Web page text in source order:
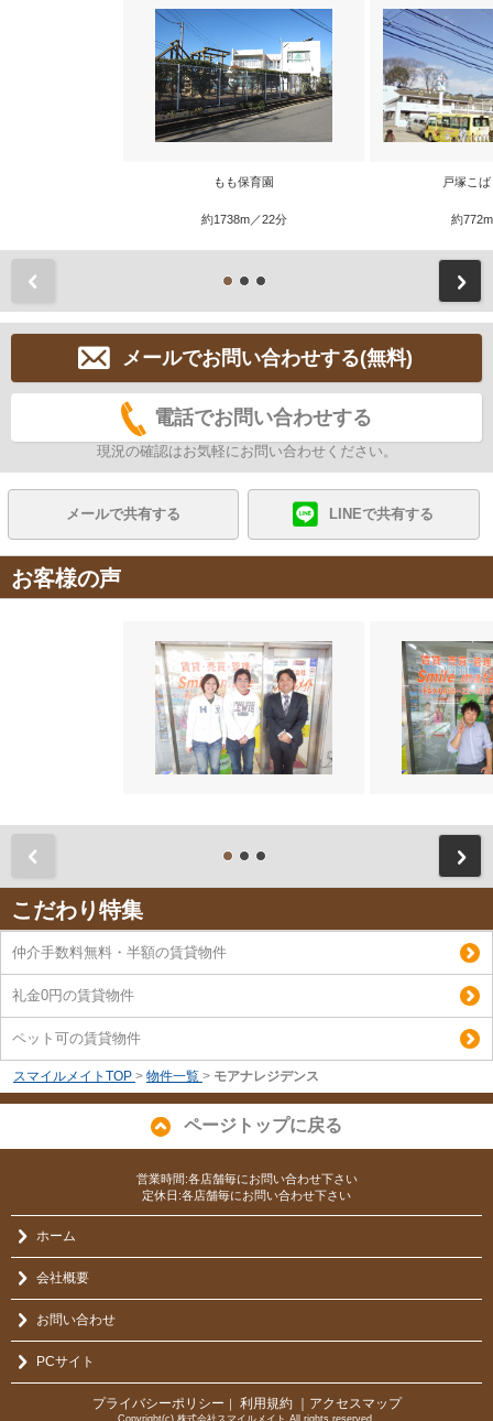
もも保育園
約1738m／22分
戸塚こ
約
メールでお問い合わせする(無料)
電話でお問い合わせする
現況の確認はお気軽にお問い合わせください。
メールで共有する LINEで共有する
お客様の声
こだわり特集
仲介手数料無料・半額の賃貸物件
礼金0円の賃貸物件
ペット可の賃貸物件
スマイルメイトTOP > 物件一覧 > モアナレジデンス
ページトップに戻る
営業時間:各店舗毎にお問い合わせ下さい
定休日:各店舗毎にお問い合わせ下さい
ホーム
会社概要
お問い合わせ
PCサイト
プライバシーポリシー 利用規約 ｜アクセスマップ